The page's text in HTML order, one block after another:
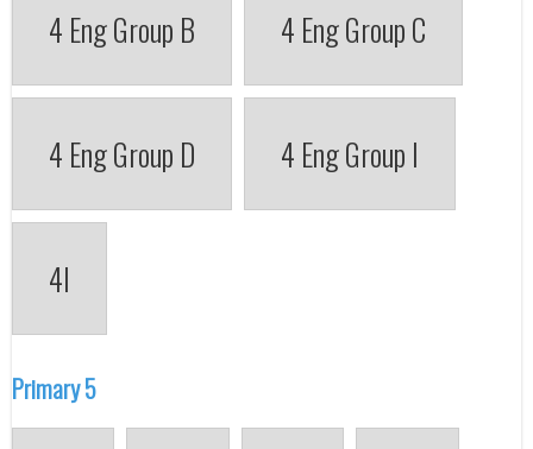
4 Eng Group B 4 Eng Group C
4 Eng Group D 4 Eng Group I
4I
Primary 5